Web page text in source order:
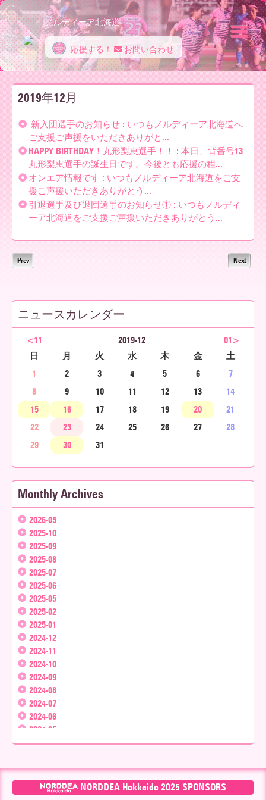
ノ
ル
デ
ィ
ー
ア
北
海
道
ノルディーア北海道
応援する！ お問い合わせ
2019年12月
新入団選手のお知らせ : いつもノルディーア北海道へ
ご支援ご声援をいただきありがと...
HAPPY BIRTHDAY！丸形梨恵選手！！ : 本日、背番号13
丸形梨恵選手の誕生日です。今後とも応援の程...
オンエア情報です : いつもノルディーア北海道をご支
援ご声援いただきありがとう...
引退選手及び退団選手のお知らせ① : いつもノルディ
ーア北海道をご支援ご声援いただきありがとう...
Prev Next
ニュースカレンダー
<11 2019-12
01>
日
月 火 水 木 金
土
1
2 3 4 5 6
7
8
9 10 11 12 13
14
15
16 17 18 19 20
21
22
23 24 25 26 27
28
29
30 31
Monthly Archives
2026-05
2025-10
2025-09
2025-08
2025-07
2025-06
2025-05
2025-02
2025-01
2024-12
2024-11
2024-10
2024-09
2024-08
2024-07
2024-06
2024-05
2024-04
2024-02
2024-01
2023-12
NORDDEA Hokkaido 2025 SPONSORS